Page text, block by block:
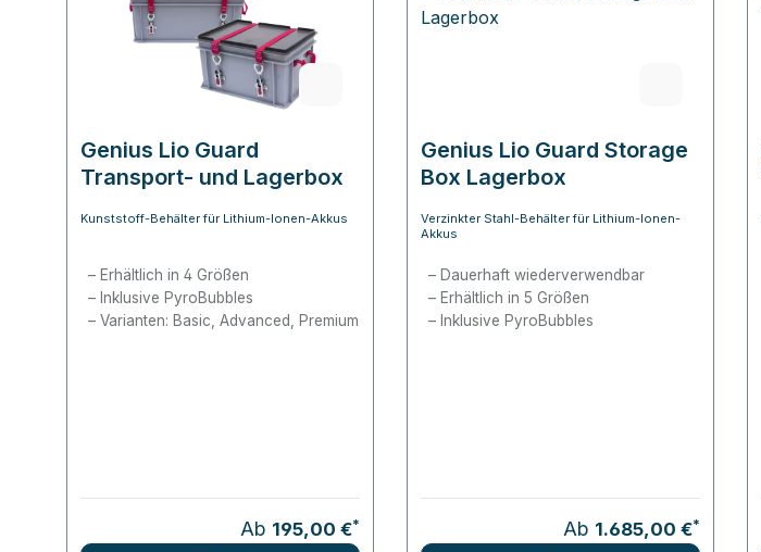
Genius Lio Guard
Transport- und Lagerbox
Kunststoff-Behälter für Lithium-Ionen-Akkus
Erhältlich in 4 Größen
Inklusive PyroBubbles
Varianten: Basic, Advanced, Premium
Ab 195,00 €*
Genius Lio Guard Storage
Box Lagerbox
Verzinkter Stahl-Behälter für Lithium-Ionen-
Akkus
Dauerhaft wiederverwendbar
Erhältlich in 5 Größen
Inklusive PyroBubbles
Ab 1.685,00 €*